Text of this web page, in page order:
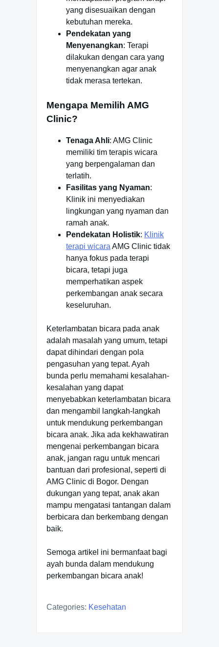
yang disesuaikan dengan
kebutuhan mereka.
Pendekatan yang
Menyenangkan: Terapi
dilakukan dengan cara yang
menyenangkan agar anak
tidak merasa tertekan.
Mengapa Memilih AMG
Clinic?
Tenaga Ahli: AMG Clinic
memiliki tim terapis wicara
yang berpengalaman dan
terlatih.
Fasilitas yang Nyaman:
Klinik ini menyediakan
lingkungan yang nyaman dan
ramah anak.
Pendekatan Holistik: Klinik
terapi wicara AMG Clinic tidak
hanya fokus pada terapi
bicara, tetapi juga
memperhatikan aspek
perkembangan anak secara
keseluruhan.
Keterlambatan bicara pada anak
adalah masalah yang umum, tetapi
dapat dihindari dengan pola
pengasuhan yang tepat. Ayah
bunda perlu memahami kesalahan-
kesalahan yang dapat
menyebabkan keterlambatan bicara
dan mengambil langkah-langkah
untuk mendukung perkembangan
bicara anak. Jika ada kekhawatiran
mengenai perkembangan bicara
anak, jangan ragu untuk mencari
bantuan dari profesional, seperti di
AMG Clinic di Bogor. Dengan
dukungan yang tepat, anak akan
mampu mengatasi tantangan dalam
berbicara dan berkembang dengan
baik.
Semoga artikel ini bermanfaat bagi
ayah bunda dalam mendukung
perkembangan bicara anak!
Categories: Kesehatan